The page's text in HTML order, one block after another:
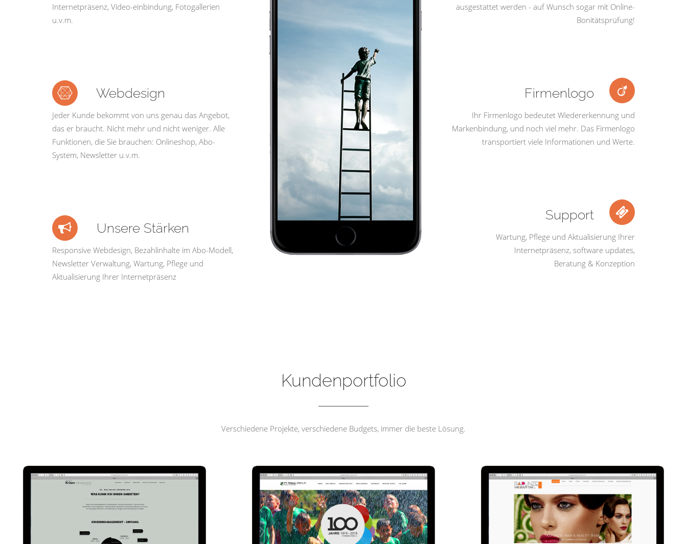
Internetpräsenz, Video-einbindung, Fotogallerien
u.v.m.
Webdesign
Jeder Kunde bekommt von uns genau das Angebot,
das er braucht. Nicht mehr und nicht weniger. Alle
Funktionen, die Sie brauchen: Onlineshop, Abo-
System, Newsletter u.v.m.
Unsere Stärken
Responsive Webdesign, Bezahlinhalte im Abo-Modell,
Newsletter Verwaltung, Wartung, Pflege und
Aktualisierung Ihrer Internetpräsenz
ausgestattet werden - auf Wunsch sogar mit Online-
Bonitätsprüfung!
Firmenlogo
Ihr Firmenlogo bedeutet Wiedererkennung und
Markenbindung, und noch viel mehr. Das Firmenlogo
transportiert viele Informationen und Werte.
Support
Wartung, Pflege und Aktualisierung Ihrer
Internetpräsenz, software updates,
Beratung & Konzeption
Kundenportfolio
Verschiedene Projekte, verschiedene Budgets, immer die beste Lösung.